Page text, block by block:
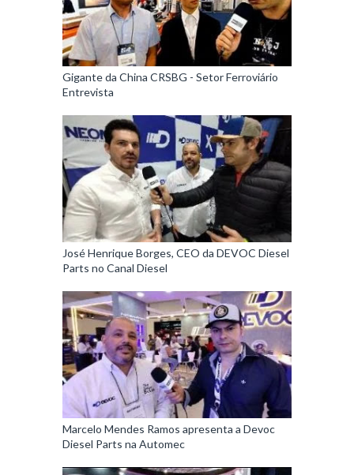
Gigante da China CRSBG - Setor Ferroviário
Entrevista
José Henrique Borges, CEO da DEVOC Diesel
Parts no Canal Diesel
Marcelo Mendes Ramos apresenta a Devoc
Diesel Parts na Automec